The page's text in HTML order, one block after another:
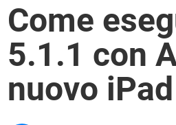
Come
5.1.1 con
nuovo